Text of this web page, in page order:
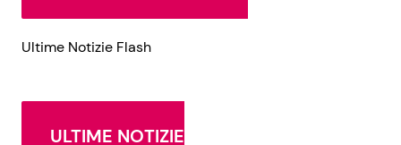
Ultime Notizie Flash
ULTIME NOTIZIE